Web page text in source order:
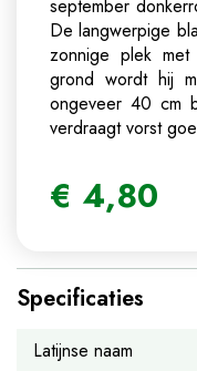
september
De langwerpige
zonnige plek met
grond wordt hij
ongeveer 40 cm
verdraagt vorst
€ 4,80
Specificaties
Latijnse naam